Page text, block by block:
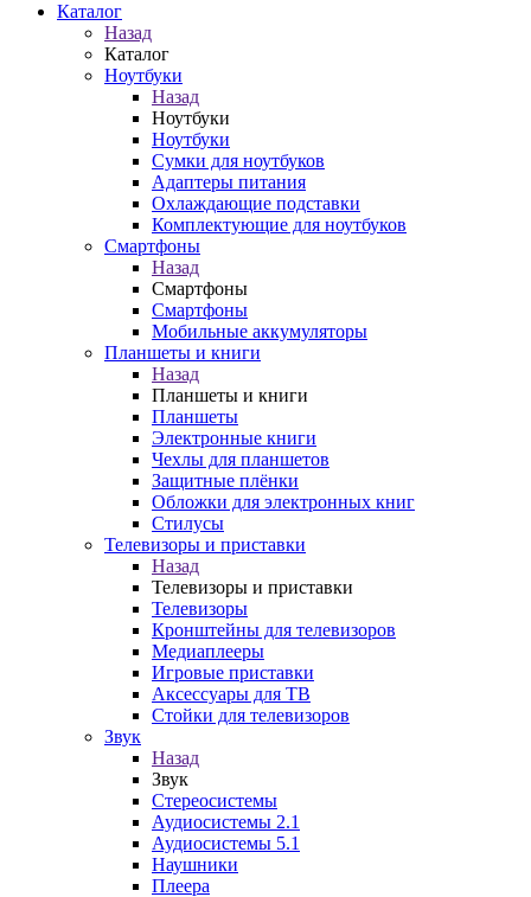
Каталог
Назад
Каталог
Ноутбуки
Назад
Ноутбуки
Ноутбуки
Сумки для ноутбуков
Адаптеры питания
Охлаждающие подставки
Комплектующие для ноутбуков
Смартфоны
Назад
Смартфоны
Смартфоны
Мобильные аккумуляторы
Планшеты и книги
Назад
Планшеты и книги
Планшеты
Электронные книги
Чехлы для планшетов
Защитные плёнки
Обложки для электронных книг
Стилусы
Телевизоры и приставки
Назад
Телевизоры и приставки
Телевизоры
Кронштейны для телевизоров
Медиаплееры
Игровые приставки
Аксессуары для ТВ
Стойки для телевизоров
Звук
Назад
Звук
Стереосистемы
Аудиосистемы 2.1
Аудиосистемы 5.1
Наушники
Плеера